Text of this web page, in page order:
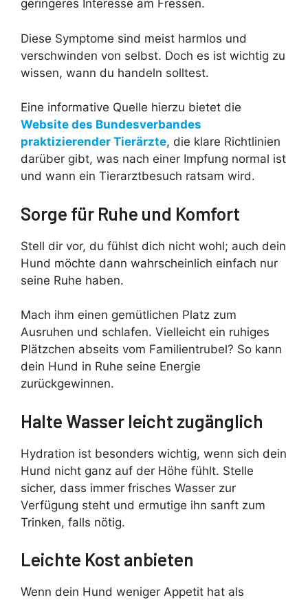
geringeres Interesse am Fressen.
Diese Symptome sind meist harmlos und
verschwinden von selbst. Doch es ist wichtig zu
wissen, wann du handeln solltest.
Eine informative Quelle hierzu bietet die
Website des Bundesverbandes
praktizierender Tierärzte, die klare Richtlinien
darüber gibt, was nach einer Impfung normal ist
und wann ein Tierarztbesuch ratsam wird.
Sorge für Ruhe und Komfort
Stell dir vor, du fühlst dich nicht wohl; auch dein
Hund möchte dann wahrscheinlich einfach nur
seine Ruhe haben.
Mach ihm einen gemütlichen Platz zum
Ausruhen und schlafen. Vielleicht ein ruhiges
Plätzchen abseits vom Familientrubel? So kann
dein Hund in Ruhe seine Energie
zurückgewinnen.
Halte Wasser leicht zugänglich
Hydration ist besonders wichtig, wenn sich dein
Hund nicht ganz auf der Höhe fühlt. Stelle
sicher, dass immer frisches Wasser zur
Verfügung steht und ermutige ihn sanft zum
Trinken, falls nötig.
Leichte Kost anbieten
Wenn dein Hund weniger Appetit hat als